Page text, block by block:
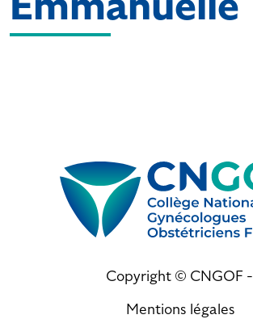
Copyright © CNGOF -
Mentions légales